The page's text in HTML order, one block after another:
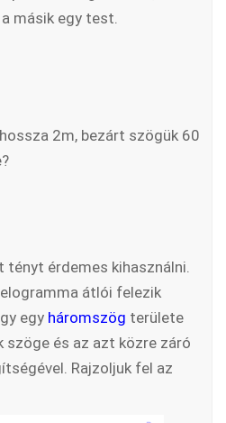
másik egy test.
2m, bezárt szögük 60
tényt érdemes kihasználni.
átlói felezik
egy háromszög területe
szöge és az azt közre záró
Rajzoljuk fel az